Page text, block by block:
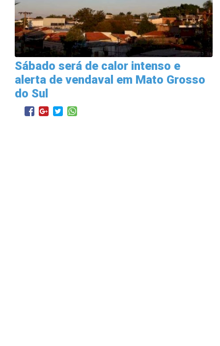
Sábado será de calor intenso e
alerta de vendaval em Mato Grosso
do Sul